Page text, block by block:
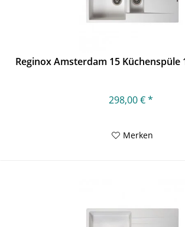
Reginox Amsterdam 15 Küchenspüle
298,00 € *
Merken